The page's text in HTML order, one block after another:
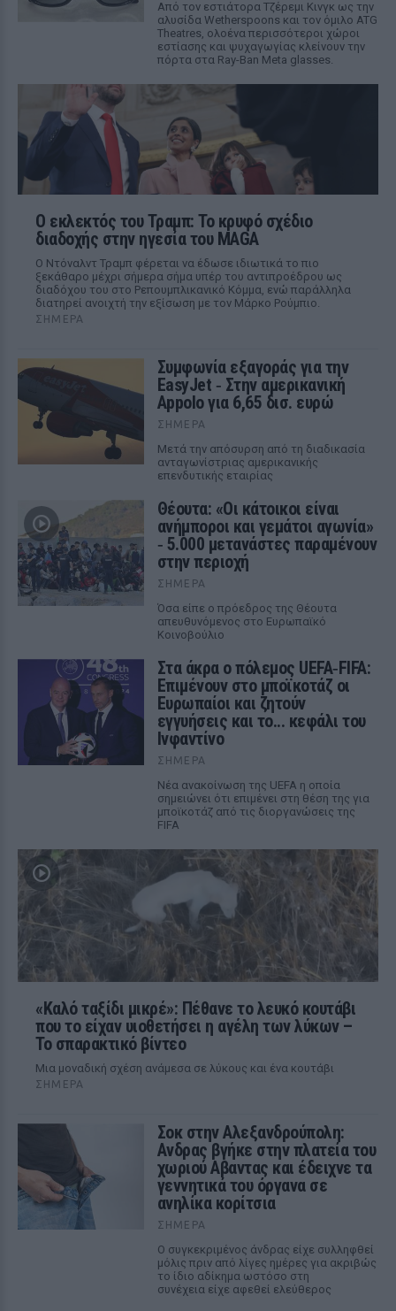
Από τον εστιάτορα Τζέρεμι Κινγκ ως την
αλυσίδα Wetherspoons και τον όμιλο ATG
Theatres, ολοένα περισσότεροι χώροι
εστίασης και ψυχαγωγίας κλείνουν την
πόρτα στα Ray-Ban Meta glasses.
Ο εκλεκτός του Τραμπ: Το κρυφό σχέδιο
διαδοχής στην ηγεσία του MAGA
Ο Ντόναλντ Τραμπ φέρεται να έδωσε ιδιωτικά το πιο
ξεκάθαρο μέχρι σήμερα σήμα υπέρ του αντιπροέδρου ως
διαδόχου του στο Ρεπουμπλικανικό Κόμμα, ενώ παράλληλα
διατηρεί ανοιχτή την εξίσωση με τον Μάρκο Ρούμπιο.
ΣΉΜΕΡΑ
Συμφωνία εξαγοράς για την
EasyJet ‑ Στην αμερικανική
Appolo για 6,65 δισ. ευρώ
ΣΉΜΕΡΑ
Μετά την απόσυρση από τη διαδικασία
ανταγωνίστριας αμερικανικής
επενδυτικής εταιρίας
Θέουτα: «Οι κάτοικοι είναι
ανήμποροι και γεμάτοι αγωνία»
‑ 5.000 μετανάστες παραμένουν
στην περιοχή
ΣΉΜΕΡΑ
Όσα είπε ο πρόεδρος της Θέουτα
απευθυνόμενος στο Ευρωπαϊκό
Κοινοβούλιο
Στα άκρα ο πόλεμος UEFA‑FIFA:
Επιμένουν στο μποϊκοτάζ οι
Ευρωπαίοι και ζητούν
εγγυήσεις και το... κεφάλι του
Ινφαντίνο
ΣΉΜΕΡΑ
Νέα ανακοίνωση της UEFA η οποία
σημειώνει ότι επιμένει στη θέση της για
μποϊκοτάζ από τις διοργανώσεις της
FIFA
«Καλό ταξίδι μικρέ»: Πέθανε το λευκό κουτάβι
που το είχαν υιοθετήσει η αγέλη των λύκων –
Το σπαρακτικό βίντεο
Μια μοναδική σχέση ανάμεσα σε λύκους και ένα κουτάβι
ΣΉΜΕΡΑ
Σοκ στην Αλεξανδρούπολη:
Ανδρας βγήκε στην πλατεία του
χωριού Αβαντας και έδειχνε τα
γεννητικά του όργανα σε
ανηλίκα κορίτσια
ΣΉΜΕΡΑ
Ο συγκεκριμένος άνδρας είχε συλληφθεί
μόλις πριν από λίγες ημέρες για ακριβώς
το ίδιο αδίκημα ωστόσο στη
συνέχεια είχε αφεθεί ελεύθερος